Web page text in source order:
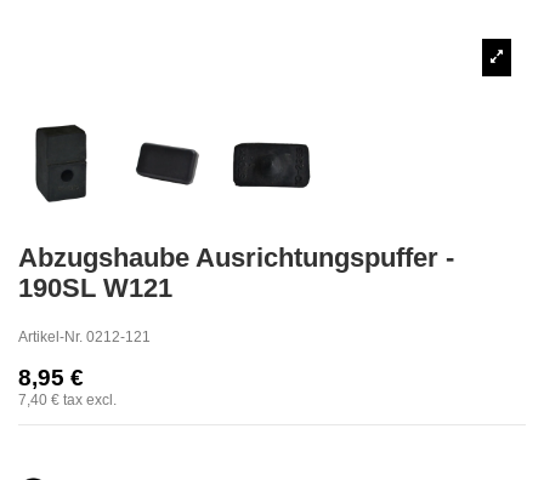
Abzugshaube Ausrichtungspuffer -
190SL W121
Artikel-Nr. 0212-121
8,95 €
7,40 € tax excl.